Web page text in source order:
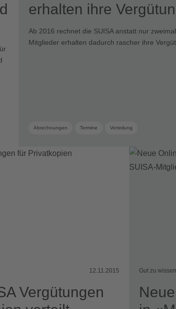
erhalten ihre
Ab 2016 rechnet die SUISA anstatt nur
Mitglieder erhalten dadurch rascher ihre
Abrechnungen Termine Verteilung
12.11.2015
Vergütungen
Gut zu wissen